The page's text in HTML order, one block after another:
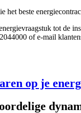
beste
tot de
of e-mail
op je